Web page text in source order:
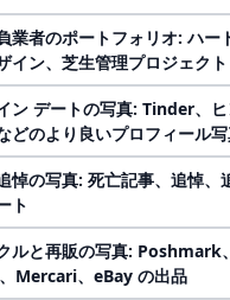
業者のポートフォリオ: ハー
イン、芝生管理プロジェクト
ン デートの写真: Tinder、
どのより良いプロフィール
悼の写真: 死亡記事、追悼、
ト
ルと再販の写真: Poshmark、
Mercari、eBay の出品